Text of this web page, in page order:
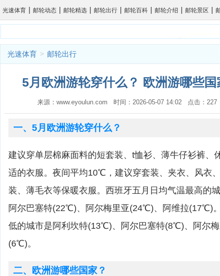
光速体育 | 邮轮动态 | 邮轮精选 | 邮轮出行 | 邮轮百科 | 邮轮介绍 | 邮轮景区 |
光速体育 > 邮轮出行
5月欧洲游轮穿什么？ 欧洲游哪些
来源：www.eyoulun.com 时间：2026-05-07 14:02 点击：
一、5月欧洲游轮穿什么？
建议穿单层棉麻面料的短套装、t恤衫、薄牛仔衫裤、
适的衣服。夜间平均10℃，建议穿套装、夹衣、风衣
装、薄毛衣等保暖衣服。西班牙五月日均气温最高的
阿尔巴塞特(22℃)、阿尔梅里亚(24℃)、阿维拉(17℃)
低的城市是阿利坎特(13℃)、阿尔巴塞特(8℃)、阿尔
(6℃)。
二、欧洲游哪些国家？